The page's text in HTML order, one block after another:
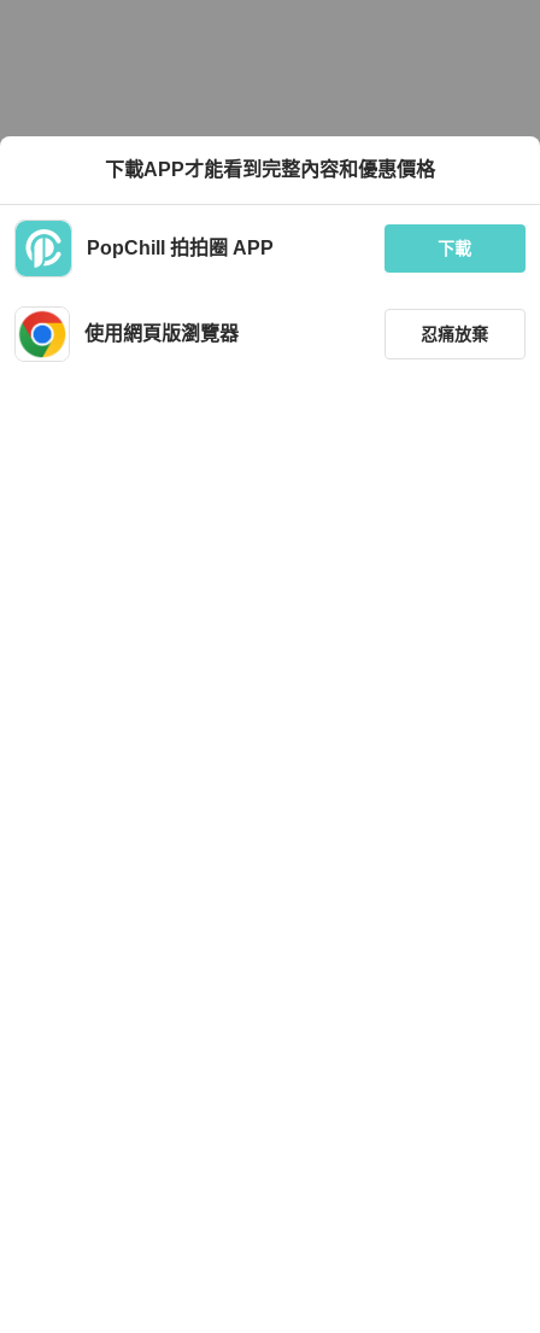
下載APP才能看到完整內容和優惠價格
PopChill 拍拍圈 APP 下載
使用網頁版瀏覽器 忍痛放棄